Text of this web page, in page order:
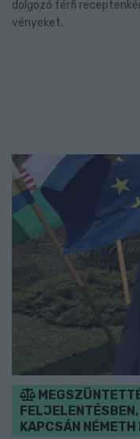
dolgozó férfi
vényeket.
KAPCSÁN